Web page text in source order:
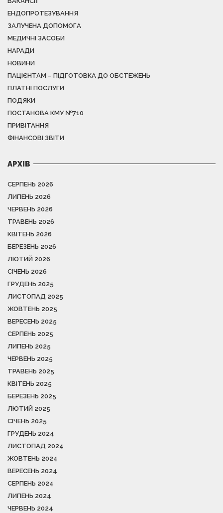
ЕНДОПРОТЕЗУВАННЯ
ЗАЛУЧЕНА ДОПОМОГА
МЕДИЧНІ ЗАСОБИ
НАРАДИ
НОВИНИ
ПАЦІЄНТАМ – ПІДГОТОВКА ДО ОБСТЕЖЕНЬ
ПЛАТНІ ПОСЛУГИ
ПОДЯКИ
ПОСТАНОВА КМУ №710
ПРИВІТАННЯ
ФІНАНСОВІ ЗВІТИ
АРХІВ
СЕРПЕНЬ 2026
ЛИПЕНЬ 2026
ЧЕРВЕНЬ 2026
ТРАВЕНЬ 2026
КВІТЕНЬ 2026
БЕРЕЗЕНЬ 2026
ЛЮТИЙ 2026
СІЧЕНЬ 2026
ГРУДЕНЬ 2025
ЛИСТОПАД 2025
ЖОВТЕНЬ 2025
ВЕРЕСЕНЬ 2025
СЕРПЕНЬ 2025
ЛИПЕНЬ 2025
ЧЕРВЕНЬ 2025
ТРАВЕНЬ 2025
КВІТЕНЬ 2025
БЕРЕЗЕНЬ 2025
ЛЮТИЙ 2025
СІЧЕНЬ 2025
ГРУДЕНЬ 2024
ЛИСТОПАД 2024
ЖОВТЕНЬ 2024
ВЕРЕСЕНЬ 2024
СЕРПЕНЬ 2024
ЛИПЕНЬ 2024
ЧЕРВЕНЬ 2024